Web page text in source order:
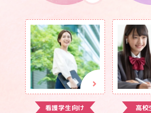
看護学生向け 高校